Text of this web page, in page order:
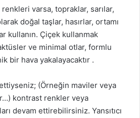
varsa, topraklar, sarılar,
doğal taşlar, hasırlar, ortamı
kullanın. Çiçek kullanmak
ve minimal otlar, formlu
bir hava yakalayacaktır .
(Örneğin maviler veya
kontrast renkler veya
devam ettirebilirsiniz. Yansıtıcı